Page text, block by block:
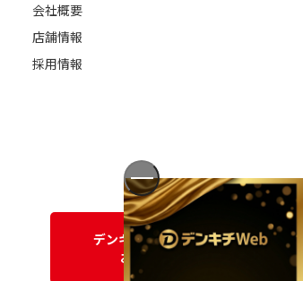
会社概要
店舗情報
採用情報
デンキチWEBに関する
お問い合わせ